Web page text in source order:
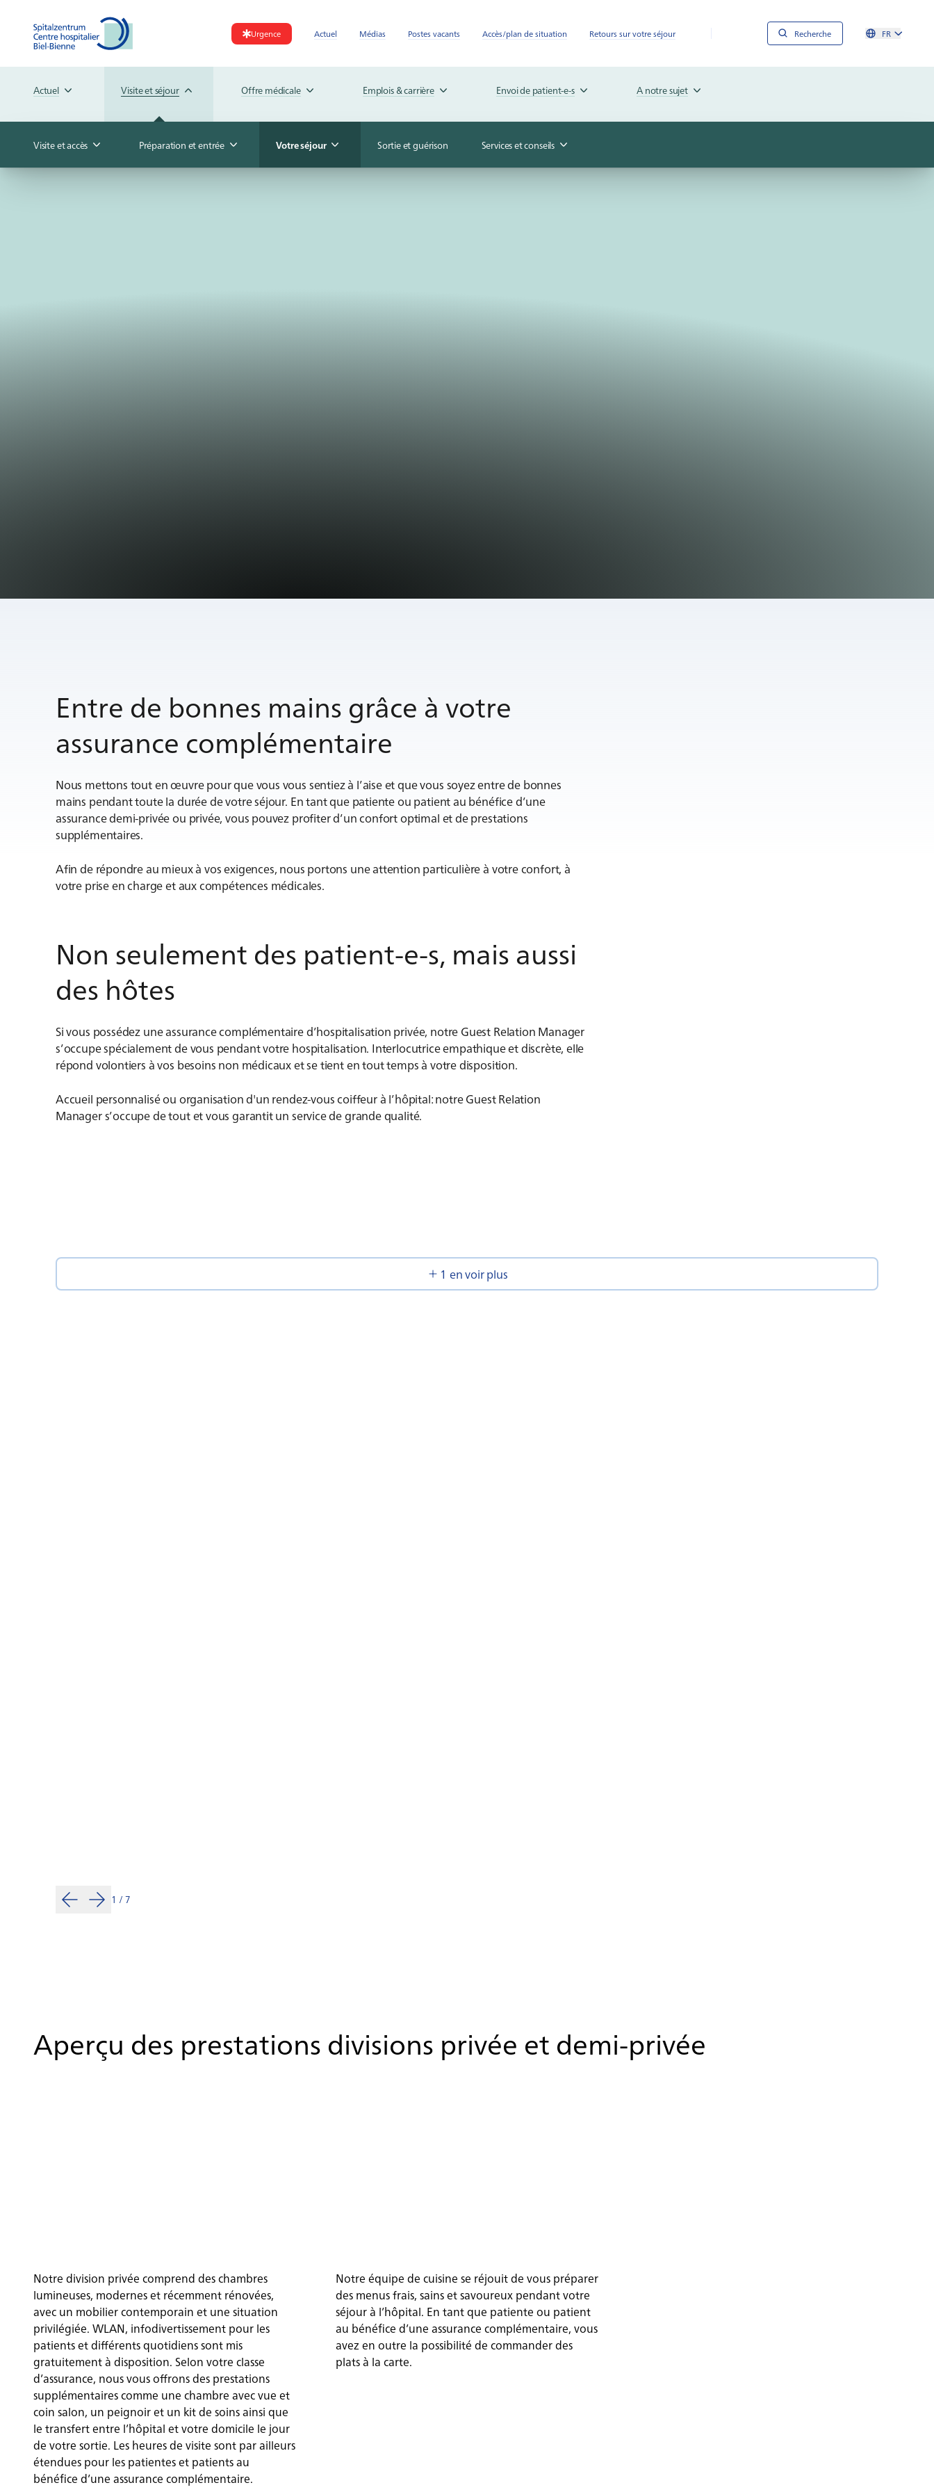
Urgence Actuel Médias Postes vacants Accès/plan de situation Retours sur votre séjour Recherche FR
Actuel Visite et séjour
Visite et accès Préparation et entrée Votre séjour Sortie et guérison Services et conseils
Offre médicale Emplois & carrière Envoi de patient-e-s A notre sujet
Entre de bonnes mains grâce à votre
assurance complémentaire
Nous mettons tout en œuvre pour que vous vous sentiez à l’aise et que vous soyez entre de bonnes
mains pendant toute la durée de votre séjour. En tant que patiente ou patient au bénéfice d’une
assurance demi-privée ou privée, vous pouvez profiter d’un confort optimal et de prestations
supplémentaires.
Afin de répondre au mieux à vos exigences, nous portons une attention particulière à votre confort, à
votre prise en charge et aux compétences médicales.
Non seulement des patient-e-s, mais aussi
des hôtes
Si vous possédez une assurance complémentaire d’hospitalisation privée, notre Guest Relation Manager
s’occupe spécialement de vous pendant votre hospitalisation. Interlocutrice empathique et discrète, elle
répond volontiers à vos besoins non médicaux et se tient en tout temps à votre disposition.
Accueil personnalisé ou organisation d'un rendez-vous coiffeur à l’hôpital: notre Guest Relation
Manager s’occupe de tout et vous garantit un service de grande qualité.
1 en voir plus
1 / 7
Aperçu des prestations divisions privée et demi-privée
Notre division privée comprend des chambres
lumineuses, modernes et récemment rénovées,
avec un mobilier contemporain et une situation
privilégiée. WLAN, infodivertissement pour les
patients et différents quotidiens sont mis
gratuitement à disposition. Selon votre classe
d’assurance, nous vous offrons des prestations
supplémentaires comme une chambre avec vue et
coin salon, un peignoir et un kit de soins ainsi que
le transfert entre l’hôpital et votre domicile le jour
de votre sortie. Les heures de visite sont par ailleurs
étendues pour les patientes et patients au
bénéfice d’une assurance complémentaire.
Notre équipe de cuisine se réjouit de vous préparer
des menus frais, sains et savoureux pendant votre
séjour à l’hôpital. En tant que patiente ou patient
au bénéfice d’une assurance complémentaire, vous
avez en outre la possibilité de commander des
plats à la carte.